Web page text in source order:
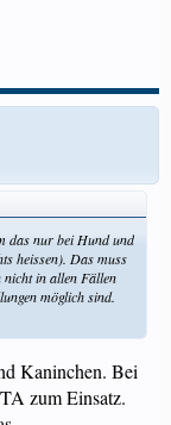
das nur bei Hund und
heissen). Das muss
nicht in allen Fällen
möglich sind.
Kaninchen. Bei
zum Einsatz.